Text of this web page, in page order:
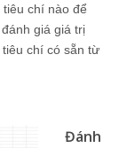
chí nào để
giá giá trị
chí có sẵn từ
Đánh